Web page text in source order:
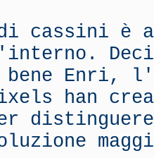
di cassini
bene Enri,
han